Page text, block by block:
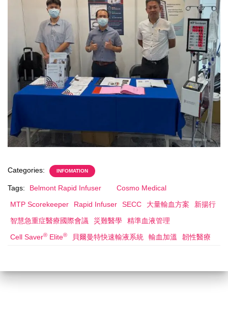
Categories: INFOMATION
Tags: Belmont Rapid Infuser
Cosmo Medical
MTP Scorekeeper
Rapid Infuser SECC 大量輸血方案
新揚行
智慧急重症醫療國際會議
災難醫學
精準血液管理
Cell Saver® Elite® 貝爾曼特快速輸液系統 輸血加溫 韌性醫療